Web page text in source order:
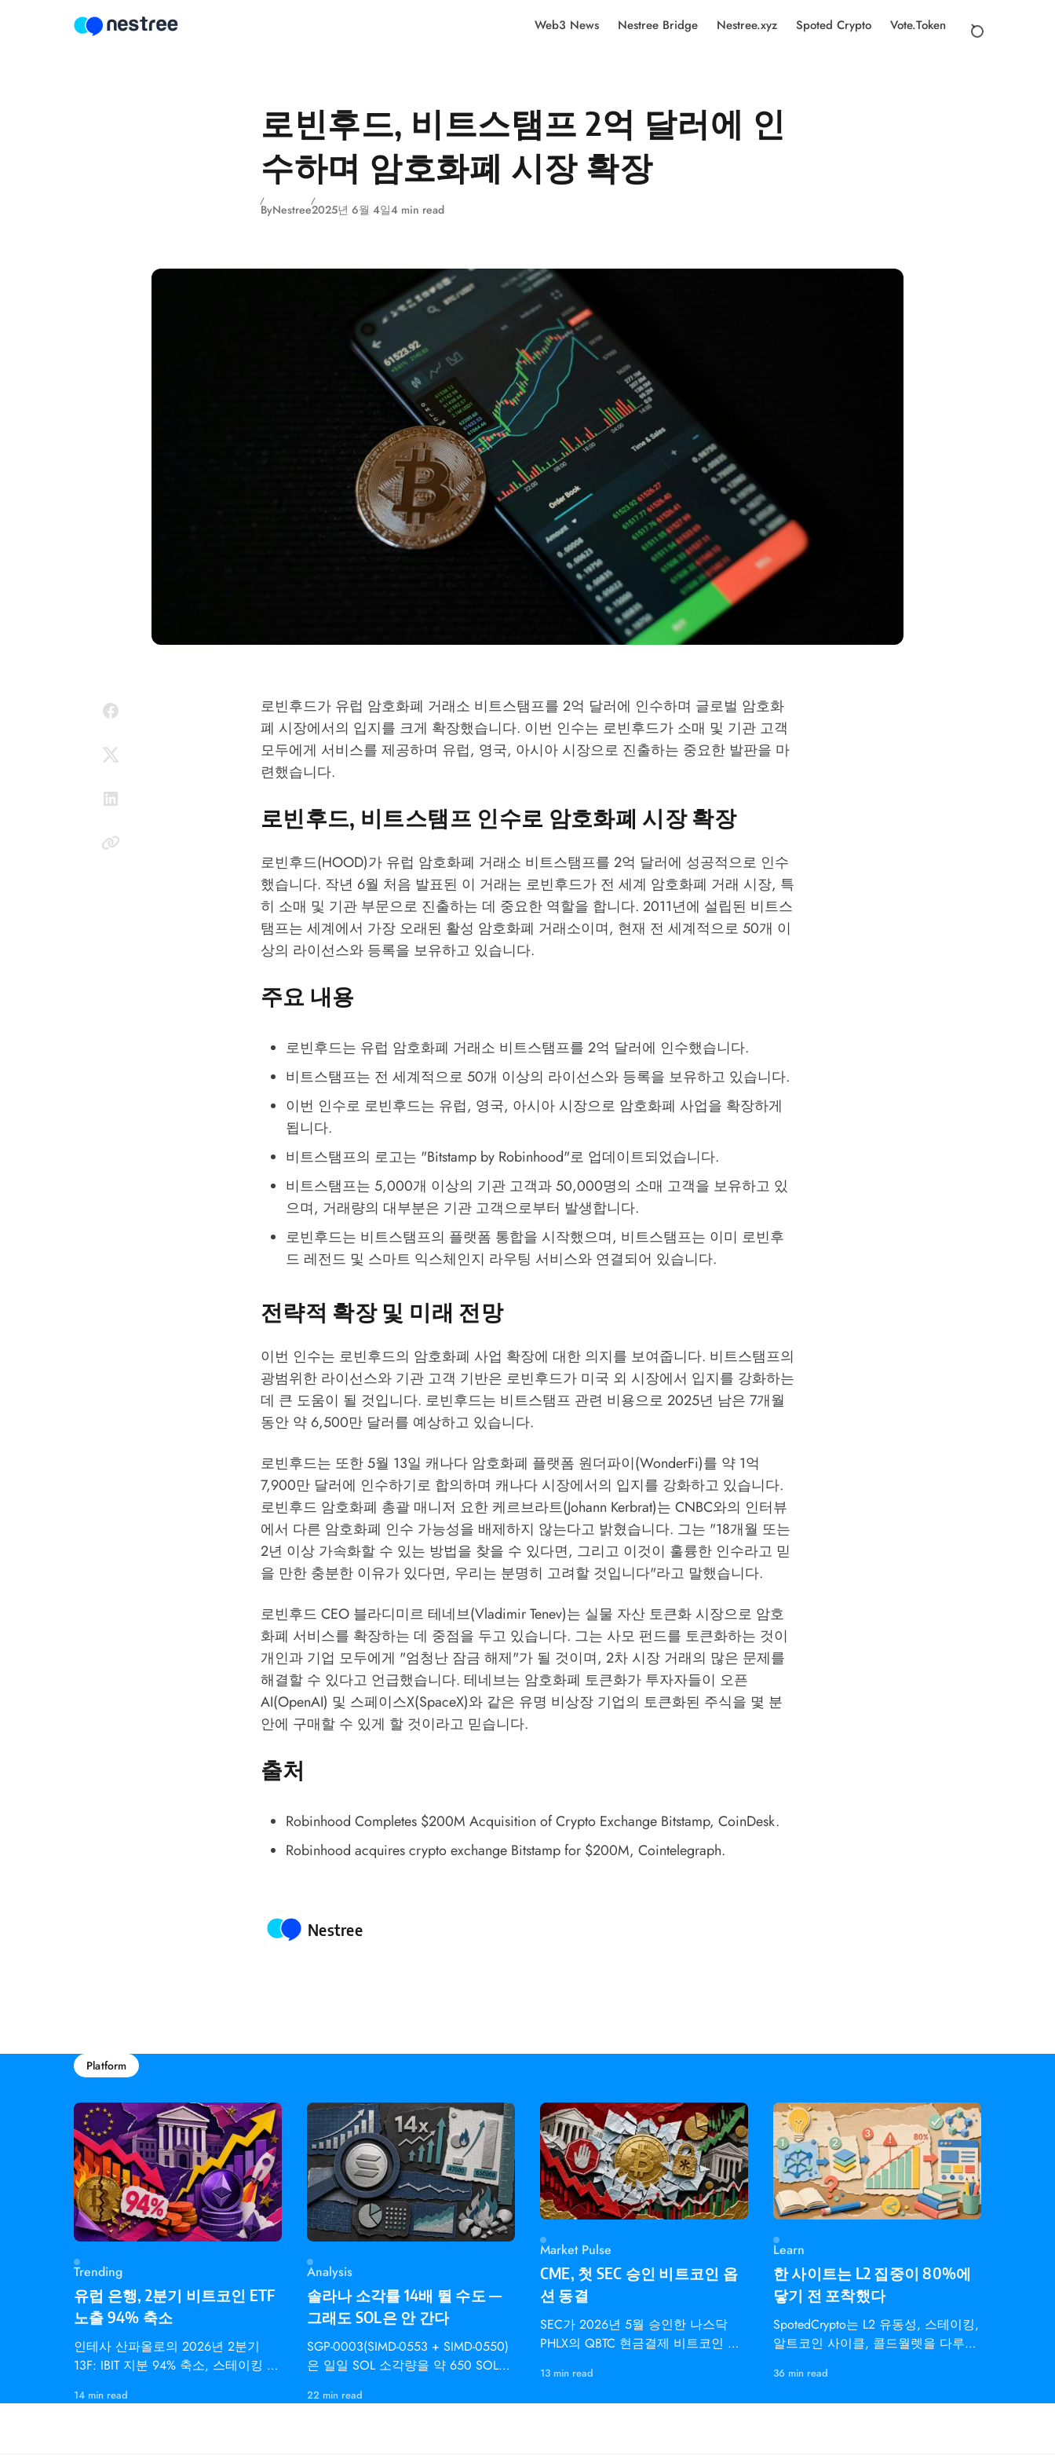
Web3 News Nestree Bridge Nestree.xyz Spoted Crypto Vote.Token
로빈후드, 비트스탬프 2억 달러에 인
수하며 암호화폐 시장 확장
ByNestree2025년 6월 4일4 min read
로빈후드가 유럽 암호화폐 거래소 비트스탬프를 2억 달러에 인수하며 글로벌 암호화
폐 시장에서의 입지를 크게 확장했습니다. 이번 인수는 로빈후드가 소매 및 기관 고객
모두에게 서비스를 제공하며 유럽, 영국, 아시아 시장으로 진출하는 중요한 발판을 마
련했습니다.
로빈후드, 비트스탬프 인수로 암호화폐 시장 확장
로빈후드(HOOD)가 유럽 암호화폐 거래소 비트스탬프를 2억 달러에 성공적으로 인수
했습니다. 작년 6월 처음 발표된 이 거래는 로빈후드가 전 세계 암호화폐 거래 시장, 특
히 소매 및 기관 부문으로 진출하는 데 중요한 역할을 합니다. 2011년에 설립된 비트스
탬프는 세계에서 가장 오래된 활성 암호화폐 거래소이며, 현재 전 세계적으로 50개 이
상의 라이선스와 등록을 보유하고 있습니다.
주요 내용
로빈후드는 유럽 암호화폐 거래소 비트스탬프를 2억 달러에 인수했습니다.
비트스탬프는 전 세계적으로 50개 이상의 라이선스와 등록을 보유하고 있습니다.
이번 인수로 로빈후드는 유럽, 영국, 아시아 시장으로 암호화폐 사업을 확장하게
됩니다.
비트스탬프의 로고는 "Bitstamp by Robinhood"로 업데이트되었습니다.
비트스탬프는 5,000개 이상의 기관 고객과 50,000명의 소매 고객을 보유하고 있
으며, 거래량의 대부분은 기관 고객으로부터 발생합니다.
로빈후드는 비트스탬프의 플랫폼 통합을 시작했으며, 비트스탬프는 이미 로빈후
드 레전드 및 스마트 익스체인지 라우팅 서비스와 연결되어 있습니다.
전략적 확장 및 미래 전망
이번 인수는 로빈후드의 암호화폐 사업 확장에 대한 의지를 보여줍니다. 비트스탬프의
광범위한 라이선스와 기관 고객 기반은 로빈후드가 미국 외 시장에서 입지를 강화하는
데 큰 도움이 될 것입니다. 로빈후드는 비트스탬프 관련 비용으로 2025년 남은 7개월
동안 약 6,500만 달러를 예상하고 있습니다.
로빈후드는 또한 5월 13일 캐나다 암호화폐 플랫폼 원더파이(WonderFi)를 약 1억
7,900만 달러에 인수하기로 합의하며 캐나다 시장에서의 입지를 강화하고 있습니다.
로빈후드 암호화폐 총괄 매니저 요한 케르브라트(Johann Kerbrat)는 CNBC와의 인터뷰
에서 다른 암호화폐 인수 가능성을 배제하지 않는다고 밝혔습니다. 그는 "18개월 또는
2년 이상 가속화할 수 있는 방법을 찾을 수 있다면, 그리고 이것이 훌륭한 인수라고 믿
을 만한 충분한 이유가 있다면, 우리는 분명히 고려할 것입니다"라고 말했습니다.
로빈후드 CEO 블라디미르 테네브(Vladimir Tenev)는 실물 자산 토큰화 시장으로 암호
화폐 서비스를 확장하는 데 중점을 두고 있습니다. 그는 사모 펀드를 토큰화하는 것이
개인과 기업 모두에게 "엄청난 잠금 해제"가 될 것이며, 2차 시장 거래의 많은 문제를
해결할 수 있다고 언급했습니다. 테네브는 암호화폐 토큰화가 투자자들이 오픈
AI(OpenAI) 및 스페이스X(SpaceX)와 같은 유명 비상장 기업의 토큰화된 주식을 몇 분
안에 구매할 수 있게 할 것이라고 믿습니다.
출처
Robinhood Completes $200M Acquisition of Crypto Exchange Bitstamp, CoinDesk.
Robinhood acquires crypto exchange Bitstamp for $200M, Cointelegraph.
Posted by
Nestree
Platform
Trending
유럽 은행, 2분기 비트코인 ETF
노출 94% 축소
인테사 산파올로의 2026년 2분기
13F: IBIT 지분 94% 축소, 스테이킹 이
14 min read
Analysis
솔라나 소각률 14배 뛸 수도 —
그래도 SOL은 안 간다
SGP-0003(SIMD-0553 + SIMD-0550)
은 일일 SOL 소각량을 약 650 SOL에
이션 속도를 2배로 높입니다 —
22 min read
Market Pulse
CME, 첫 SEC 승인 비트코인 옵
션 동결
SEC가 2026년 5월 승인한 나스닥
PHLX의 QBTC 현금결제 비트코인 지
13 min read
Learn
한 사이트는 L2 집중이 80%에
닿기 전 포착했다
SpotedCrypto는 L2 유동성, 스테이킹,
알트코인 사이클, 콜드월렛을 다루는
다.
36 min read